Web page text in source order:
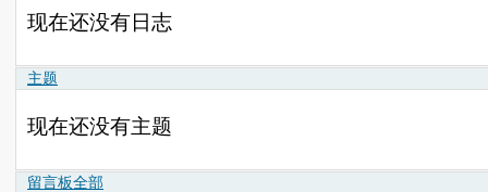
现在还没有日志
主题
现在还没有主题
留言板全部